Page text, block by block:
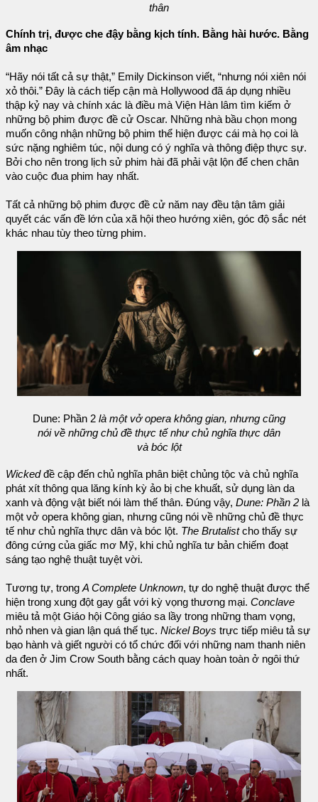
thân
Chính trị, được che đậy bằng kịch tính. Bằng hài hước. Bằng
âm nhạc
“Hãy nói tất cả sự thật,” Emily Dickinson viết, “nhưng nói xiên nói
xỏ thôi.” Đây là cách tiếp cận mà Hollywood đã áp dụng nhiều
thập kỷ nay và chính xác là điều mà Viện Hàn lâm tìm kiếm ở
những bộ phim được đề cử Oscar. Những nhà bầu chọn mong
muốn công nhận những bộ phim thể hiện được cái mà họ coi là
sức nặng nghiêm túc, nội dung có ý nghĩa và thông điệp thực sự.
Bởi cho nên trong lịch sử phim hài đã phải vật lộn để chen chân
vào cuộc đua phim hay nhất.
Tất cả những bộ phim được đề cử năm nay đều tận tâm giải
quyết các vấn đề lớn của xã hội theo hướng xiên, góc độ sắc nét
khác nhau tùy theo từng phim.
Dune: Phần 2 là một vở opera không gian, nhưng cũng
nói về những chủ đề thực tế như chủ nghĩa thực dân
và bóc lột
Wickedđề cập đến chủ nghĩa phân biệt chủng tộc và chủ nghĩa
phát xít thông qua lăng kính kỳ ảo bị che khuất, sử dụng làn da
xanh và động vật biết nói làm thế thân. Đúng vậy, Dune: Phần 2 là
một vở opera không gian, nhưng cũng nói về những chủ đề thực
tế như chủ nghĩa thực dân và bóc lột. The Brutalistcho thấy sự
đông cứng của giấc mơ Mỹ, khi chủ nghĩa tư bản chiếm đoạt
sáng tạo nghệ thuật tuyệt vời.
Tương tự, trong A Complete Unknown, tự do nghệ thuật được thể
hiện trong xung đột gay gắt với kỳ vọng thương mại. Conclave
miêu tả một Giáo hội Công giáo sa lầy trong những tham vọng,
nhỏ nhen và gian lận quá thế tục. Nickel Boys trực tiếp miêu tả sự
bạo hành và giết người có tổ chức đối với những nam thanh niên
da đen ở Jim Crow South bằng cách quay hoàn toàn ở ngôi thứ
nhất.